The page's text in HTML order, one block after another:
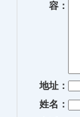
容：
地址：
姓名：